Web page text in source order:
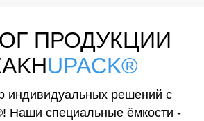
ПРОДУКЦИИ
UPACK®
индивидуальных решений с
Наши специальные ёмкости -